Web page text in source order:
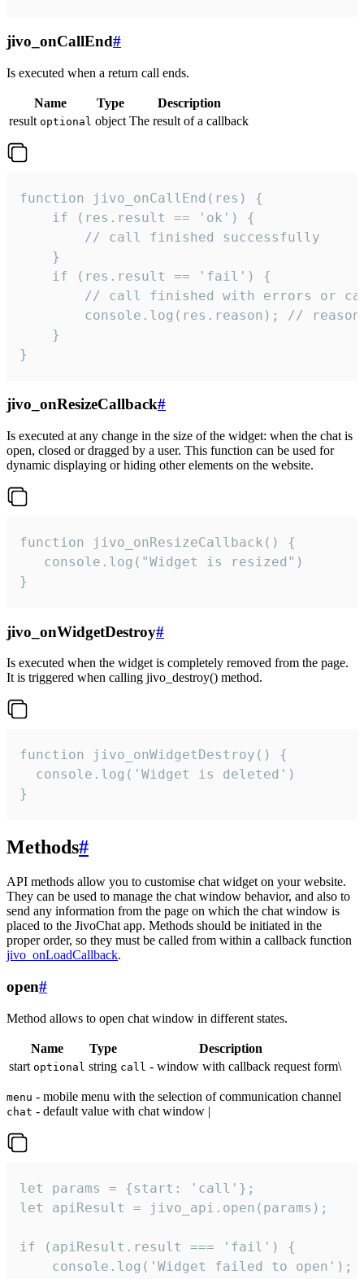
jivo_onCallEnd#
Is executed when a return call ends.
Name Type
Description
result optional object The result of a callback
function jivo_onCallEnd(res) {
    if (res.result == 'ok') {
        // call finished successfully
    }
    if (res.result == 'fail') {
// call finished with errors or
console.log(res.reason); //
    }
}
jivo_onResizeCallback#
Is executed at any change in the size of the widget: when the chat is
open, closed or dragged by a user. This function can be used for
dynamic displaying or hiding other elements on the website.
function jivo_onResizeCallback() {
   console.log("Widget is resized")
}
jivo_onWidgetDestroy#
Is executed when the widget is completely removed from the page.
It is triggered when calling jivo_destroy() method.
function jivo_onWidgetDestroy() {
  console.log('Widget is deleted')
}
Methods#
API methods allow you to customise chat widget on your website.
They can be used to manage the chat window behavior, and also to
send any information from the page on which the chat window is
placed to the JivoChat app. Methods should be initiated in the
proper order, so they must be called from within a callback function
jivo_onLoadCallback.
open#
Method allows to open chat window in different states.
Name Type
Description
start optional string call - window with callback request form\
menu - mobile menu with the selection of communication channel
chat - default value with chat window |
let params = {start: 'call'};
let apiResult = jivo_api.open(params);
if (apiResult.result === 'fail') {
    console.log('Widget failed to open');